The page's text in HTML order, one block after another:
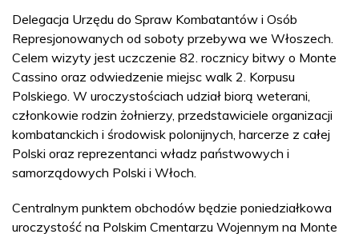
Delegacja Urzędu do Spraw Kombatantów i Osób
Represjonowanych od soboty przebywa we Włoszech.
Celem wizyty jest uczczenie 82. rocznicy bitwy o Monte
Cassino oraz odwiedzenie miejsc walk 2. Korpusu
Polskiego. W uroczystościach udział biorą weterani,
członkowie rodzin żołnierzy, przedstawiciele organizacji
kombatanckich i środowisk polonijnych, harcerze z całej
Polski oraz reprezentanci władz państwowych i
samorządowych Polski i Włoch.
Centralnym punktem obchodów będzie poniedziałkowa
uroczystość na Polskim Cmentarzu Wojennym na Monte